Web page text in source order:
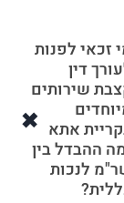
זכאי לפנות
דין
שירותים
אתא
ההבדל בין
לנכות